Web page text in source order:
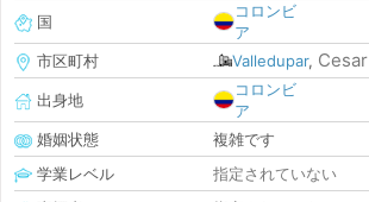
国
コロンビ
ア
市区町村
Valledupar, Cesar
出身地
コロンビ
ア
婚姻状態
複雑です
学業レベル
指定されていない